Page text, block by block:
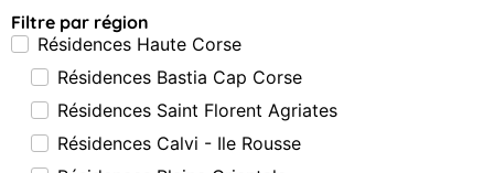
Filtre par région
Résidences Haute Corse
Résidences Bastia Cap Corse
Résidences Saint Florent Agriates
Résidences Calvi - Ile Rousse